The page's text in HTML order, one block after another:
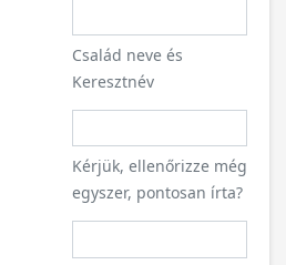
Család neve és
Keresztnév
Kérjük, ellenőrizze még
egyszer, pontosan írta?